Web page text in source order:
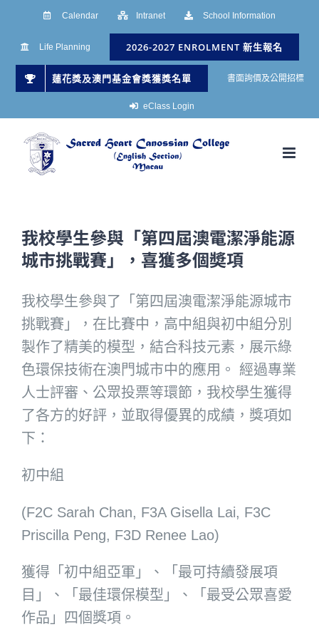
Calendar Intranet School Information
Life Planning 2026-2027 ENROLMENT 新生報名
蓮花獎及澳門基金會獎獲獎名單 書面詢價及公開招標
eClass Login
我校學生參與「第四屆澳電潔淨能源
城市挑戰賽」，喜獲多個奬項
我校學生參與了「第四屆澳電潔淨能源城市
挑戰賽」，在比賽中，高中組與初中組分別
製作了精美的模型，結合科技元素，展示綠
色環保技術在澳門城市中的應用。 經過專業
人士評審、公眾投票等環節，我校學生獲得
了各方的好評，並取得優異的成績，獎項如
下：
初中組
(F2C Sarah Chan, F3A Gisella Lai, F3C
Priscilla Peng, F3D Renee Lao)
獲得「初中組亞軍」、「最可持續發展項
目」、「最佳環保模型」、「最受公眾喜愛
作品」四個獎項。